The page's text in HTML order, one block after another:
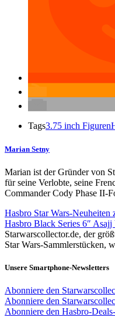
Tags3.75 inch Figuren
Marian Setny
Marian ist der Gründer von
für seine Verlobte, seine
Commander Cody Phase II-
Hasbro Star Wars-Neuheiten
Hasbro Black Series 6″
Starwarscollector.de, der
Star Wars-Sammlerstücken,
Unsere Smartphone-Newsletters
Abonniere den
Abonniere den
Abonniere den Hasbro-